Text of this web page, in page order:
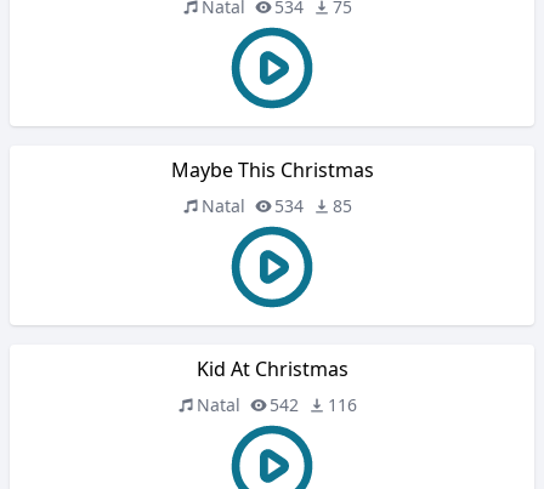
Natal 534 75
Maybe This Christmas
Natal 534 85
Kid At Christmas
Natal 542 116